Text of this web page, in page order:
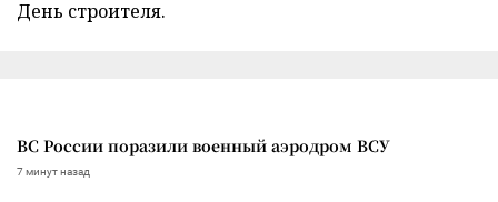
День строителя.
ВС России поразили военный аэродром ВСУ
7 минут назад